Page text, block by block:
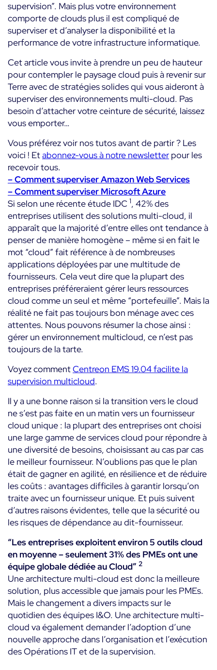
Cas d’usage
Convergence IT & OT
Observabilité
Performance Web
Supervision des Conteneurs
Supervision du Cloud
Supervision réseau
Tous
Témoignages Clients
Logistique & Commerce
Santé
Education
Technologies
AWS
Cisco Meraki
Google Cloud Platform
Kubernetes
Microsoft 365
Microsoft Azure
All
POURQUOI CENTREON
Bénéfices
Démo Produit
Essai gratuit Centreon Infra Monitoring
Partenaires
Programme Partenaires MSP
Centreon et AWS
Services
Professional Services
Customer Care
Formation
Communauté
The Watch
Github
Open Source
RESSOURCES
Choisir une solution de supervision open source ou
payante selon le critère du TCO
Supervision au-delà de l’IT : un guide de survie pour
la convergence IT/OT
Documentation
The Watch
Toutes les ressources
Ebooks
Infographies
Blog
Nouveautés
Témoignages Clients
Evénements
A venir
Passés
Webinars
TARIFS
Centreon Infra Monitoring
Centreon Log Management
Centreon Experience Monitoring
English
supervision”. Mais plus votre environnement
comporte de clouds plus il est compliqué de
superviser et d’analyser la disponibilité et la
performance de votre infrastructure informatique.
Cet article vous invite à prendre un peu de hauteur
pour contempler le paysage cloud puis à revenir sur
Terre avec de stratégies solides qui vous aideront à
superviser des environnements multi-cloud. Pas
besoin d’attacher votre ceinture de sécurité, laissez
vous emporter…
Vous préférez voir nos tutos avant de partir ? Les
voici ! Etabonnez-vous à notre newsletter pour les
recevoir tous.
– Comment superviser Amazon Web Services
– Comment superviser Microsoft Azure
Si selon une récente étude IDC 1, 42% des
entreprises utilisent des solutions multi-cloud, il
apparaît que la majorité d’entre elles ont tendance à
penser de manière homogène – même si en fait le
mot “cloud” fait référence à de nombreuses
applications déployées par une multitude de
fournisseurs. Cela veut dire que la plupart des
entreprises préféreraient gérer leurs ressources
cloud comme un seul et même “portefeuille”. Mais la
réalité ne fait pas toujours bon ménage avec ces
attentes. Nous pouvons résumer la chose ainsi :
gérer un environnement multicloud, ce n’est pas
toujours de la tarte.
Voyez commentCentreon EMS 19.04 facilite la
supervision multicloud.
Il y a une bonne raison si la transition vers le cloud
ne s’est pas faite en un matin vers un fournisseur
cloud unique : la plupart des entreprises ont choisi
une large gamme de services cloud pour répondre à
une diversité de besoins, choisissant au cas par cas
le meilleur fournisseur. N’oublions pas que le plan
était de gagner en agilité, en résilience et de réduire
les coûts : avantages difficiles à garantir lorsqu’on
traite avec un fournisseur unique. Et puis suivent
d’autres raisons évidentes, telle que la sécurité ou
les risques de dépendance au dit-fournisseur.
“Les entreprises exploitent environ 5 outils cloud
en moyenne – seulement 31% des PMEs ont une
équipe globale dédiée au Cloud” 2
Une architecture multi-cloud est donc la meilleure
solution, plus accessible que jamais pour les PMEs.
Mais le changement a divers impacts sur le
quotidien des équipes I&O. Une architecture multi-
cloud va également demander l’adoption d’une
nouvelle approche dans l’organisation et l’exécution
des Opérations IT et de la supervision.